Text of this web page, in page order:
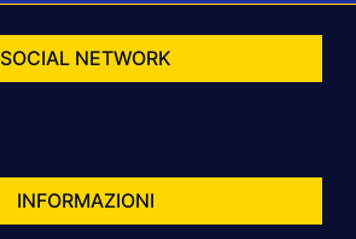
SOCIAL NETWORK
INFORMAZIONI